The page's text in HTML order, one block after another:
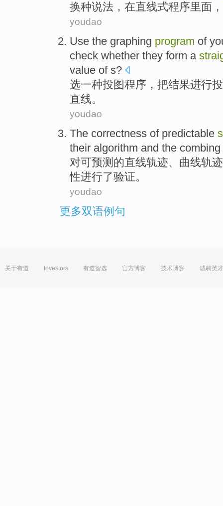
换种说法， 在直线式程序里面，
youdao
Use the graphing program of
check whether they form a
value of s?
选一种投图程序 ， 把结果进行投
直线。
youdao
The correctness of predictable
their algorithm and the combing
对可预测 的直线轨迹、 曲线轨
性进行了验证。
youdao
更多双语例句
关于有道 Investors 有道智选 官方博客 技术博客 诚聘英才